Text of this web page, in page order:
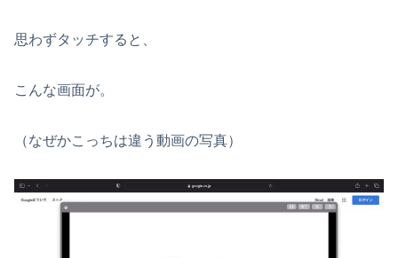
思わずタッチすると、
こんな画面が。
（なぜかこっちは違う動画の写真）